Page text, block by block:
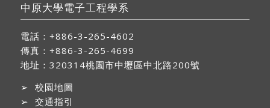
中原大學電子工程學系
電話：+886-3-265-4602
傳真：+886-3-265-4699
地址： 320314桃園市中壢區中北路200號
➢ 校園地圖
➢ 交通指引